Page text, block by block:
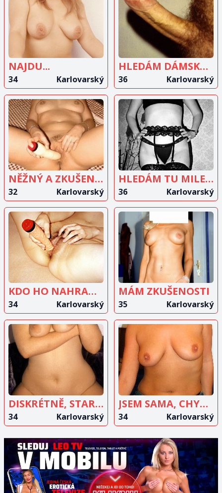
ZOBRAZIT
INZERÁT
NAJDU...
34 Karlovarský
ZOBRAZIT
INZERÁT
HLEDÁM DÁMSKOU SPOLEČNOST
36 Karlovarský
ZOBRAZIT
INZERÁT
NĚŽNÝ A ZKUŠENÝ MUŽ?
32 Karlovarský
ZOBRAZIT
INZERÁT
HLEDÁM TU MILENCE
36 Karlovarský
ZOBRAZIT
INZERÁT
KDO HO NAHRADÍ?
34 Karlovarský
ZOBRAZIT
INZERÁT
MÁM ZKUŠENOSTI
35 Karlovarský
ZOBRAZIT
INZERÁT
DISKRÉTNĚ, STARŠÍHO MUŽE
34 Karlovarský
ZOBRAZIT
INZERÁT
JSEM SAMA, CHYBÍ MI TO
34 Karlovarský